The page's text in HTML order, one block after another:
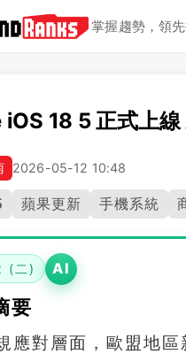
掌握趨勢，領先
18 5 正式上線
2026-05-12 10:48
蘋果更新 手機系統
(二) AI
要
應對層面，歐盟地